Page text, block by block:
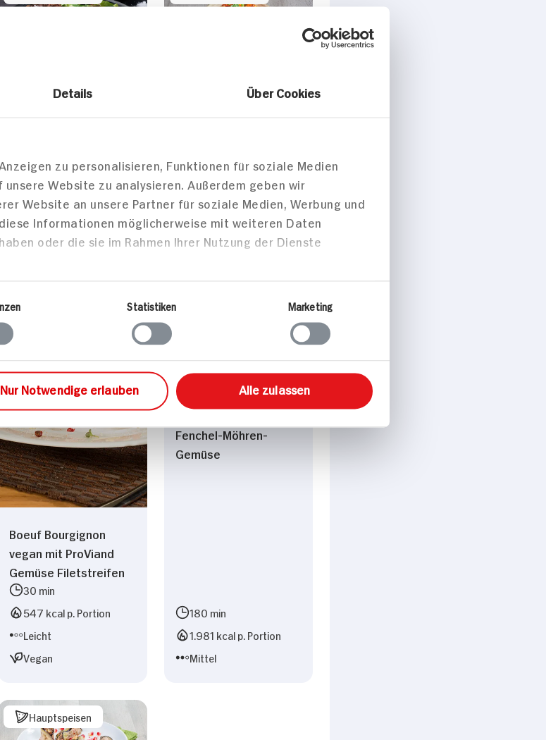
Details Über Cookies
zu personalisieren, Funktionen für soziale Medien
Website zu analysieren. Außerdem geben wir
Website an unsere Partner für soziale Medien, Werbung und
Informationen möglicherweise mit weiteren Daten
oder die sie im Rahmen Ihrer Nutzung der Dienste
Statistiken Marketing
Nur Notwendige erlauben Alle zulassen
Gegrilltes
Kräutersalat
45 min
629 kcal p. Portion
Mittel
45 min
538 kcal p. Portion
Leicht
Boeuf Bourgignon
vegan mit ProViand
Gemüse Filetstreifen
30 min
547 kcal p. Portion
Leicht
Vegan
Hirschbraten mit
Fenchel-Möhren-
Gemüse
180 min
1.981 kcal p. Portion
Mittel
Hauptspeisen